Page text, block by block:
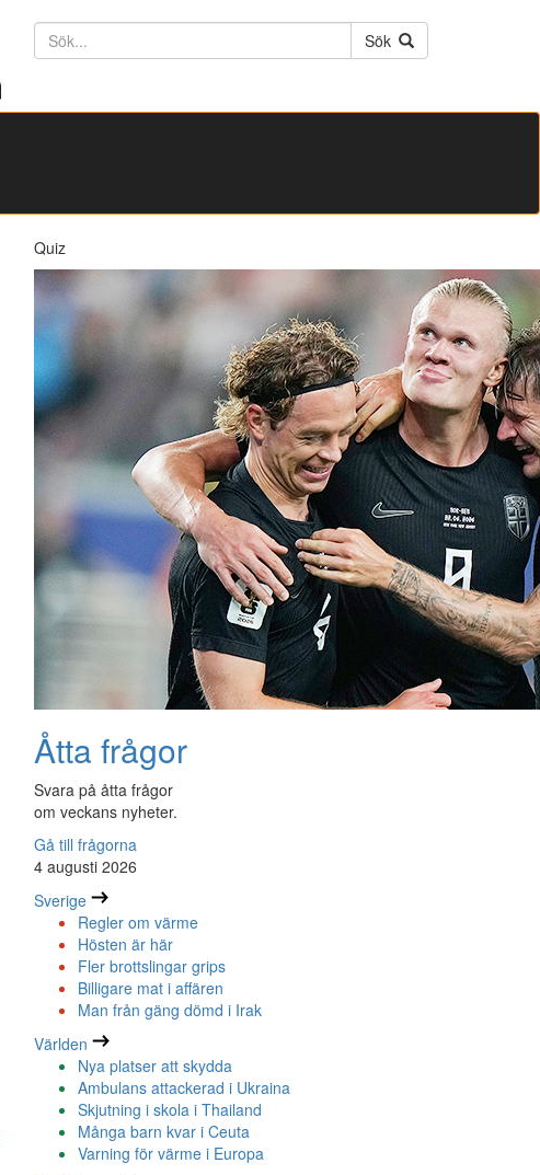
Söktext
Sök
Quiz
Åtta frågor
Svara på åtta frågor
om veckans nyheter.
Gå till frågorna
4 augusti 2026
Sverige
Regler om värme
Hösten är här
Fler brottslingar grips
Billigare mat i affären
Man från gäng dömd i Irak
Världen
Nya platser att skydda
Ambulans attackerad i Ukraina
Skjutning i skola i Thailand
Många barn kvar i Ceuta
Varning för värme i Europa